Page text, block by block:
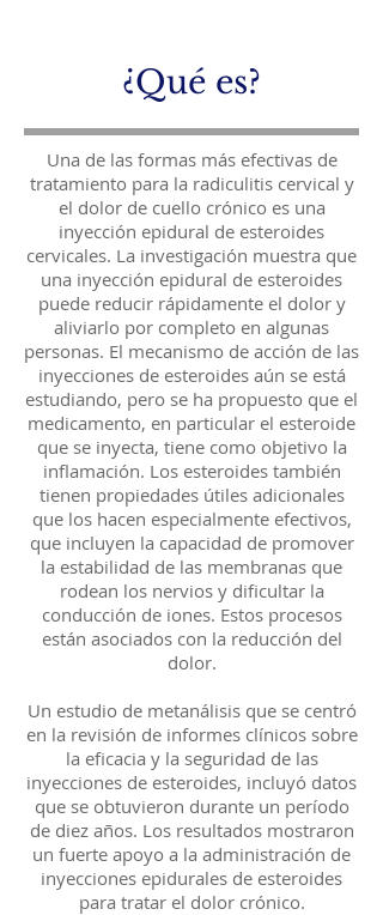
¿Qué es?
Una de las formas más efectivas de
tratamiento para la radiculitis cervical y
el dolor de cuello crónico es una
inyección epidural de esteroides
cervicales. La investigación muestra que
una inyección epidural de esteroides
puede reducir rápidamente el dolor y
aliviarlo por completo en algunas
personas. El mecanismo de acción de las
inyecciones de esteroides aún se está
estudiando, pero se ha propuesto que el
medicamento, en particular el esteroide
que se inyecta, tiene como objetivo la
inflamación. Los esteroides también
tienen propiedades útiles adicionales
que los hacen especialmente efectivos,
que incluyen la capacidad de promover
la estabilidad de las membranas que
rodean los nervios y dificultar la
conducción de iones. Estos procesos
están asociados con la reducción del
dolor.
Un estudio de metanálisis que se centró
en la revisión de informes clínicos sobre
la eficacia y la seguridad de las
inyecciones de esteroides, incluyó datos
que se obtuvieron durante un período
de diez años. Los resultados mostraron
un fuerte apoyo a la administración de
inyecciones epidurales de esteroides
para tratar el dolor crónico.